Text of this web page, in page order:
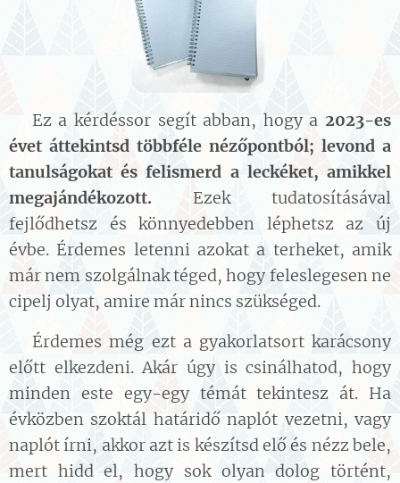
🌲Ez a kérdéssor segít abban, hogy a 2023-es
évet áttekintsd többféle nézőpontból; levond a
tanulságokat és felismerd a leckéket, amikkel
megajándékozott. Ezek tudatosításával
fejlődhetsz és könnyedebben léphetsz az új
évbe. Érdemes letenni azokat a terheket, amik
már nem szolgálnak téged, hogy feleslegesen ne
cipelj olyat, amire már nincs szükséged.
🌲Érdemes még ezt a gyakorlatsort karácsony
előtt elkezdeni. Akár úgy is csinálhatod, hogy
minden este egy-egy témát tekintesz át. Ha
évközben szoktál határidő naplót vezetni, vagy
naplót írni, akkor azt is készítsd elő és nézz bele,
mert hidd el, hogy sok olyan dolog történt,